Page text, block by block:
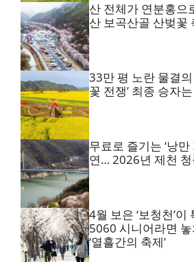
산 전체가 연분홍으
산 보곡산골 산벚꽃
33만 평 노란 물결
꽃 전쟁’ 최종 승자
무료로 즐기는 ‘낭만
연… 2026년 제천
4월 보은 ‘보청천’
5060 시니어라면
‘열흘간의 축제’